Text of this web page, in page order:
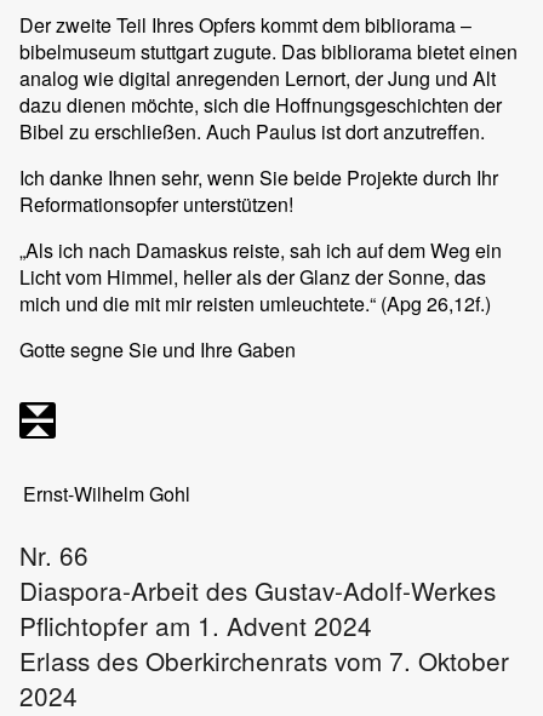
Der zweite Teil Ihres Opfers kommt dem bibliorama –
bibelmuseum stuttgart zugute. Das bibliorama bietet einen
analog wie digital anregenden Lernort, der Jung und Alt
dazu dienen möchte, sich die Hoffnungsgeschichten der
Bibel zu erschließen. Auch Paulus ist dort anzutreffen.
Ich danke Ihnen sehr, wenn Sie beide Projekte durch Ihr
Reformationsopfer unterstützen!
„Als ich nach Damaskus reiste, sah ich auf dem Weg ein
Licht vom Himmel, heller als der Glanz der Sonne, das
mich und die mit mir reisten umleuchtete.“ (Apg 26,12f.)
Gotte segne Sie und Ihre Gaben
Ernst-Wilhelm Gohl
Nr. 66
Diaspora-Arbeit des Gustav-Adolf-Werkes
Pflichtopfer am 1. Advent 2024
Erlass des Oberkirchenrats vom 7. Oktober
2024